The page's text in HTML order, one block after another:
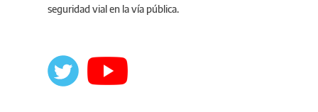
seguridad vial en la vía pública.